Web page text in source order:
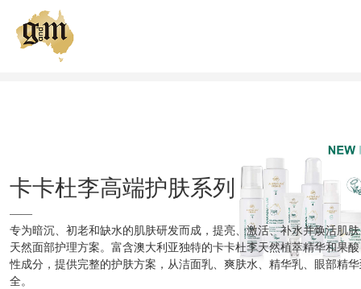
我们的肌肤策略
健康肌肤俱乐部
全球购买
卡卡杜李高端护肤系列
——
专为暗沉、初老和缺水的肌肤研发而成，提亮、激活、补水并焕活肌
天然面部护理方案。富含澳大利亚独特的卡卡杜李天然植萃精华和果
性成分，提供完整的护肤方案，从洁面乳、爽肤水、精华乳、眼部精
全。